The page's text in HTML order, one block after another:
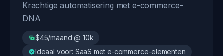
Krachtige automatisering met e-commerce-
DNA
$45/maand @ 10k
Ideaal voor: SaaS met e-commerce-elementen